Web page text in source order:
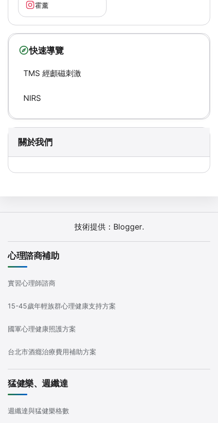
霍薰
快速導覽
TMS 經顱磁刺激
NIRS
關於我們
技術提供： Blogger.
心理諮商補助
實習心理師諮商
15-45歲年輕族群心理健康支持方案
國軍心理健康照護方案
台北市酒癮治療費用補助方案
猛健樂、週纖達
週纖達與猛健樂格數